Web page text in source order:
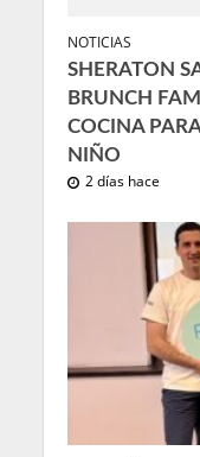
NOTICIAS
SHERATON
BRUNCH
COCINA
NIÑO
2 días hace